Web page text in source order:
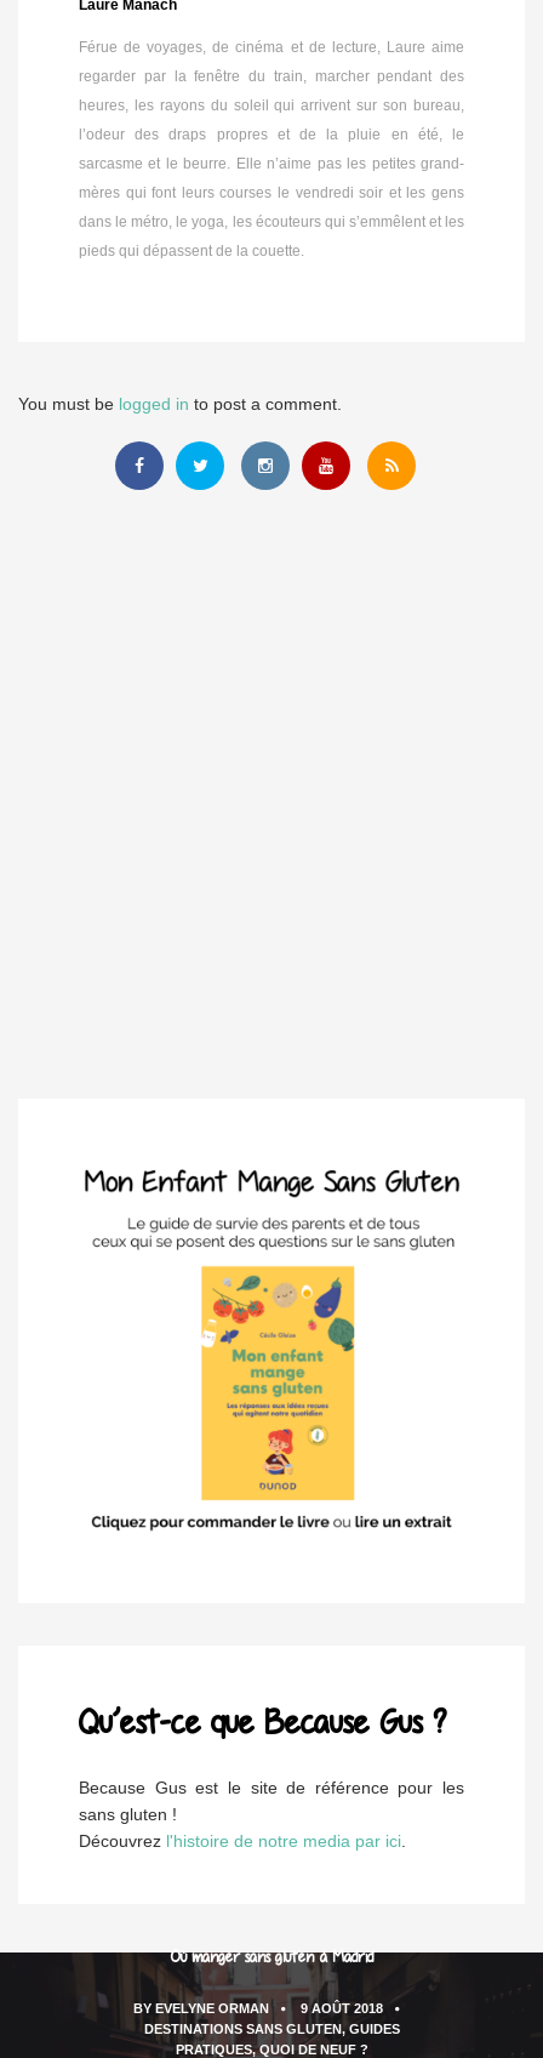
Laure Manach
Férue de voyages, de cinéma et de lecture, Laure aime
regarder par la fenêtre du train, marcher pendant des
heures, les rayons du soleil qui arrivent sur son bureau,
l’odeur des draps propres et de la pluie en été, le
sarcasme et le beurre. Elle n’aime pas les petites grand-
mères qui font leurs courses le vendredi soir et les gens
dans le métro, le yoga, les écouteurs qui s’emmêlent et les
pieds qui dépassent de la couette.
You must be logged in to post a comment.
Qu’est-ce que Because Gus ?
Because Gus est le site de référence pour les
sans gluten !
Découvrez l'histoire de notre media par ici
Où manger sans gluten à Madrid
BY EVELYNE ORMAN
9 AOÛT 2018
DESTINATIONS SANS GLUTEN, GUIDES
PRATIQUES, QUOI DE NEUF ?